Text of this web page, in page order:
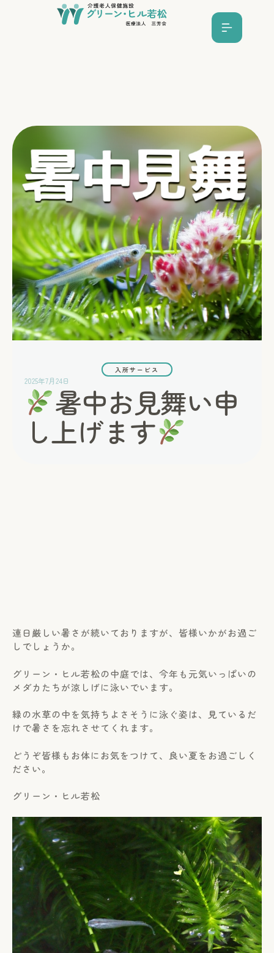
入所サービス
2025年7月24日
暑中お見舞い申
し上げます
連日厳しい暑さが続いておりますが、皆様いかがお過ご
しでしょうか。
グリーン・ヒル若松の中庭では、今年も元気いっぱいの
メダカたちが涼しげに泳いでいます。
緑の水草の中を気持ちよさそうに泳ぐ姿は、見ているだ
けで暑さを忘れさせてくれます。
どうぞ皆様もお体にお気をつけて、良い夏をお過ごしく
ださい。
グリーン・ヒル若松